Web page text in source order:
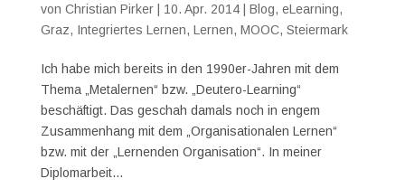
von Christian Pirker| 10. Apr. 2014| Blog, eLearning,
Graz, Integriertes Lernen, Lernen, MOOC, Steiermark
Ich habe mich bereits in den 1990er-Jahren mit dem
Thema „Metalernen“ bzw. „Deutero-Learning“
beschäftigt. Das geschah damals noch in engem
Zusammenhang mit dem „Organisationalen Lernen“
bzw. mit der „Lernenden Organisation“. In meiner
Diplomarbeit...